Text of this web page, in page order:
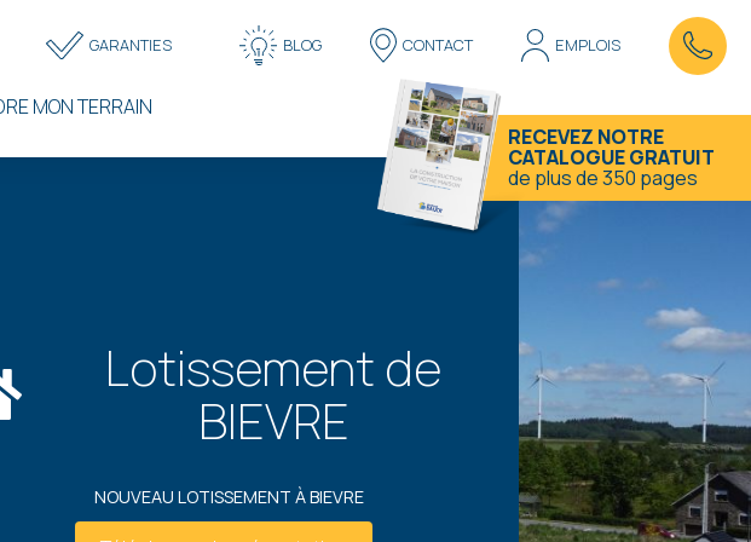
MON TERRAIN
Topbar
menuGARANTIES BLOG CONTACT EMPLOIS
RECEVEZ NOTRE
CATALOGUE GRATUIT
de plus de 350 pages
Lotissement de
BIEVRE
NOUVEAU LOTISSEMENT À BIEVRE